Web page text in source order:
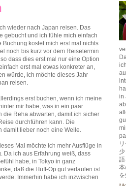
wieder nach Japan reisen. Das
gebucht und ich fühle mich einfach
Buchung kostet mich erst mal nichts
noch bis kurz vor dem Reisetermin
dass dies erst mal nur eine Option
erst mal etwas konkreter an,
würde, ich möchte dieses Jahr
reisen.
erst buchen, wenn ich meine
mir habe, was in ein paar
die Reha abwarten, damit ich sicher
durchführen kann. Die
lieber noch eine Weile.
Mal möchte ich mehr Ausflüge in
Da ich aus Erfahrung weiß, dass
habe, in Tokyo in ganz
daß die Hüft-Op gut verlaufen ist
Immerhin habe ich inzwischen
in